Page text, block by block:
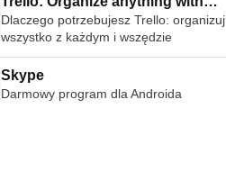
anyone anywhere
Dlaczego potrzebujesz Trello: organizuj
wszystko z każdym i wszędzie
Skype
Darmowy program dla Androida